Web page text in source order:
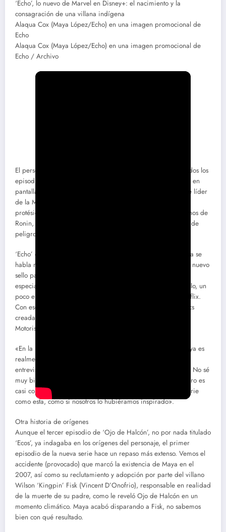
‘Echo’, lo nuevo de Marvel en Disney+: el nacimiento y la
consagración de una villana indígena
Alaqua Cox (Maya López/Echo) en una imagen promocional de
Echo
Alaqua Cox (Maya López/Echo) en una imagen promocional de
Echo / Archivo
El personaje titular de ‘Echo’ (miércoles, día 10, Disney+; todos los
episodios disponibles), de nombre real Maya López, debutó en
pantalla hace dos años en ‘Ojo de Halcón’: era la imponente líder
de la Mafia del Chándal, aquella villana sorda y con pierna
protésica que intentaba vengar la muerte de su padre a manos de
Ronin, alter ego de Clint Barton (Jeremy Renner) en sus días de
peligroso justiciero enmascarado.
‘Echo’ empezó siendo publicitada como ‘spin-off’, pero ahora se
habla más de ella como título inaugural de Marvel Spotlight, nuevo
sello para series y películas centradas menos en los efectos
especiales desmesurados que en aventuras más a ras de suelo, un
poco en la línea de las series casi realistas de Marvel en Netflix.
Con ese mismo nombre se lanzó en 1971 una serie de cómics
creada para probar nuevas creaciones; en ella debutaron el
Motorista Fantasma o Spider-Woman.
«En la historia que contamos en la serie, el personaje de Maya es
realmente visceral”, explica la directora Sydney Freeland en
entrevista con EL PERIÓDICO. «Esa fue siempre la intención. No sé
muy bien cuándo surgió el concepto de Marvel Spotlight, pero es
casi como si se hubiera creado específicamente para una serie
como esta, como si nosotros lo hubiéramos inspirado».
Otra historia de orígenes
Aunque el tercer episodio de ‘Ojo de Halcón’, no por nada titulado
‘Ecos’, ya indagaba en los orígenes del personaje, el primer
episodio de la nueva serie hace un repaso más extenso. Vemos el
accidente (provocado) que marcó la existencia de Maya en el
2007, así como su reclutamiento y adopción por parte del villano
Wilson ‘Kingpin’ Fisk (Vincent D’Onofrio), responsable en realidad
de la muerte de su padre, como le reveló Ojo de Halcón en un
momento climático. Maya acabó disparando a Fisk, no sabemos
bien con qué resultado.